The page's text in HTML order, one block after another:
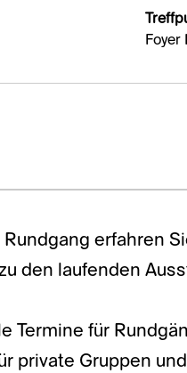
Foyer
erfahren
den laufenden
Termine für
private Gruppen